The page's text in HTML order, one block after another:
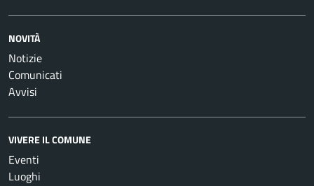
NOVITÀ
Notizie
Comunicati
Avvisi
VIVERE IL COMUNE
Eventi
Luoghi